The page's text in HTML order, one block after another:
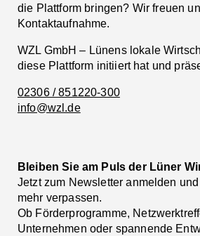
die Plattform bringen? Wir freuen
Kontaktaufnahme.
WZL GmbH – Lünens lokale
diese Plattform initiiert hat und
02306 / 851220-300
info@wzl.de
Bleiben Sie am Puls der Lüner
Jetzt zum Newsletter anmelden
mehr verpassen.
Ob Förderprogramme,
Unternehmen oder spannende